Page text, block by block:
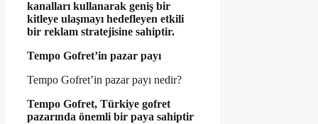
kanalları kullanarak geniş bir
kitleye ulaşmayı hedefleyen etkili
bir reklam stratejisine sahiptir.
Tempo Gofret’in pazar payı
Tempo Gofret’in pazar payı nedir?
Tempo Gofret, Türkiye gofret
pazarında önemli bir paya sahiptir